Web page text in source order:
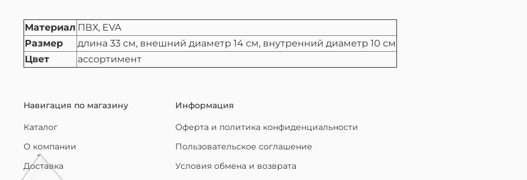
Материал ПВХ, EVA
Размер
длина 33 см, внешний диаметр 14 см, внутренний диаметр 10 см
Цвет
ассортимент
Навигация по магазину
Каталог
О компании
Доставка
Информация
Оферта и политика конфиденциальности
Пользовательское соглашение
Условия обмена и возврата